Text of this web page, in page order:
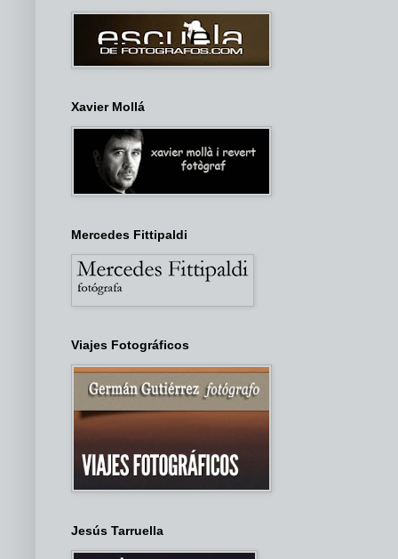
Xavier Mollá
Mercedes Fittipaldi
Viajes Fotográficos
Jesús Tarruella